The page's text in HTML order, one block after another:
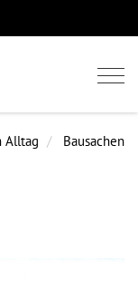
Alltag
Bausachen